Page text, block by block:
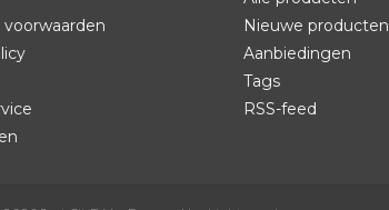
Nieuwe producten
Aanbiedingen
Tags
RSS-feed